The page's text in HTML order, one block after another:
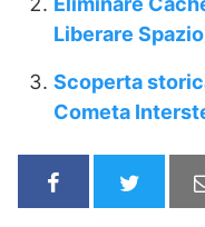
Liberare
Scoperta
Cometa